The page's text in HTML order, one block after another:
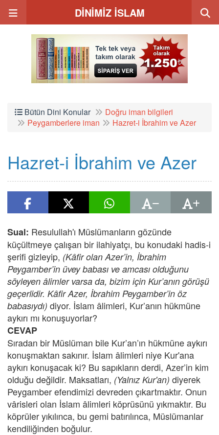
DİNİMİZ İSLAM
Bütün Dini Konular
Doğru iman bilgileri
Peygamberlere iman
Hazret-i İbrahim ve Azer
Hazret-i İbrahim ve Azer
Sual: Resulullah'ı Müslümanların gözünde
küçültmeye çalışan bir ilahiyatçı, bu konudaki hadis-i
şerifi gizleyip, (Kâfir olan Azer’in, İbrahim
Peygamber’in üvey babası ve amcası olduğunu
söyleyen âlimler varsa da, bizim için Kur’anın görüşü
geçerlidir. Kâfir Azer, İbrahim Peygamber’in öz
babasıydı) diyor. İslam âlimleri, Kur’anın hükmüne
aykırı mı konuşuyorlar?
CEVAP
Sıradan bir Müslüman bile Kur’an’ın hükmüne aykırı
konuşmaktan sakınır. İslam âlimleri niye Kur'ana
aykırı konuşacak ki? Bu sapıkların derdi, Azer’in kim
olduğu değildir. Maksatları, (Yalnız Kur'an) diyerek
Peygamber efendimizi devreden çıkartmaktır. Onun
vârisleri olan İslam âlimleri köprüsünü yıkmaktır. Bu
köprüler yıkılınca, bu gemi batırılınca, Müslümanlar
kendiliğinden boğulur.